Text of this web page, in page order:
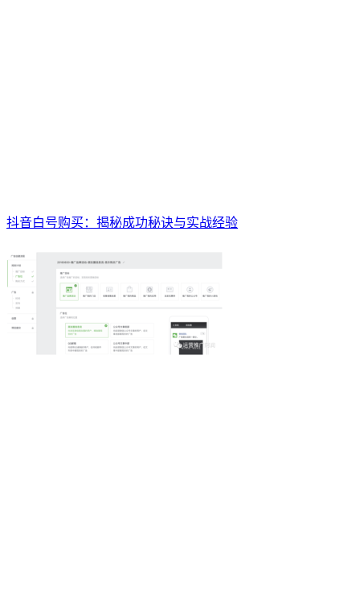
抖音白号购买：揭秘成功秘诀与实战经验